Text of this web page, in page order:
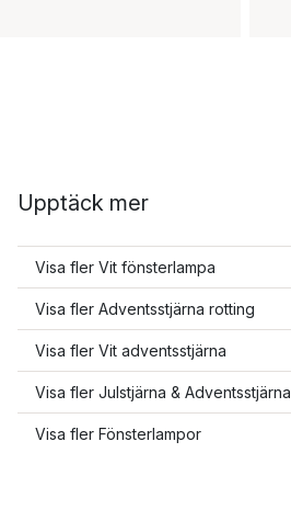
Upptäck mer
Visa fler Vit fönsterlampa
Visa fler Adventsstjärna rotting
Visa fler Vit adventsstjärna
Visa fler Julstjärna & Adventsstjärna
Visa fler Fönsterlampor